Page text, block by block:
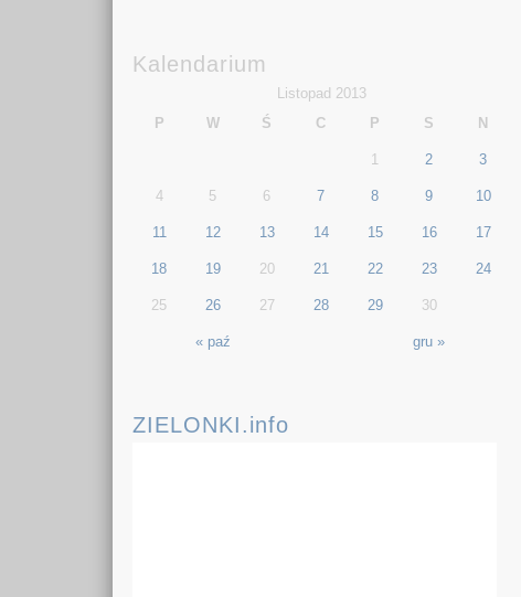
Kalendarium
Listopad 2013
P
W Ś C P S N
« paź gru »
1 2 3
4 5 6 7 8 9 10
11 12 13 14 15 16 17
18 19 20 21 22 23 24
25 26 27 28 29 30
ZIELONKI.info